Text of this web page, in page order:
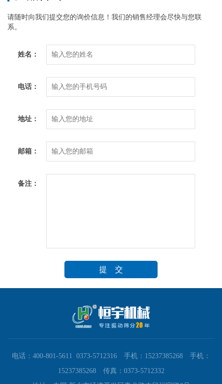
请随时向我们提交您的询价信息！我们的销售经理会尽快与您联
系。
姓名：
电话：
地址：
邮箱：
备注：
电话：400-801-5611 0373-5712316 手机：15237385268 手机：
15237385268 传真：0373-5712332